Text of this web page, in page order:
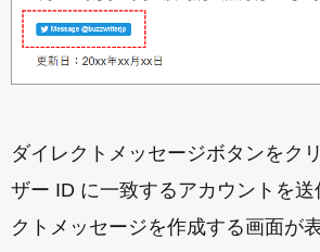
ダイレクトメッセージボタンをク
ザー ID に一致するアカウントを
クトメッセージを作成する画面が